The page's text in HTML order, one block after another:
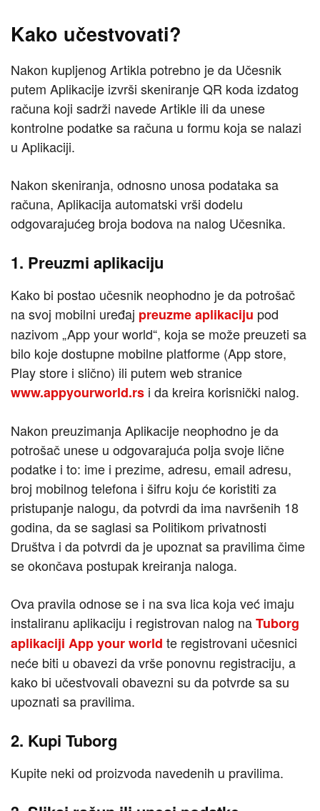
Kako učestvovati?
Nakon kupljenog Artikla potrebno je da Učesnik
putem Aplikacije izvrši skeniranje QR koda izdatog
računa koji sadrži navede Artikle ili da unese
kontrolne podatke sa računa u formu koja se nalazi
u Aplikaciji.
Nakon skeniranja, odnosno unosa podataka sa
računa, Aplikacija automatski vrši dodelu
odgovarajućeg broja bodova na nalog Učesnika.
1. Preuzmi aplikaciju
Kako bi postao učesnik neophodno je da potrošač
na svoj mobilni uređaj preuzme aplikaciju pod
nazivom „App your world“, koja se može preuzeti sa
bilo koje dostupne mobilne platforme (App store,
Play store i slično) ili putem web stranice
www.appyourworld.rs i da kreira korisnički nalog.
Nakon preuzimanja Aplikacije neophodno je da
potrošač unese u odgovarajuća polja svoje lične
podatke i to: ime i prezime, adresu, email adresu,
broj mobilnog telefona i šifru koju će koristiti za
pristupanje nalogu, da potvrdi da ima navršenih 18
godina, da se saglasi sa Politikom privatnosti
Društva i da potvrdi da je upoznat sa pravilima čime
se okončava postupak kreiranja naloga.
Ova pravila odnose se i na sva lica koja već imaju
instaliranu aplikaciju i registrovan nalog naTuborg
aplikaciji App your world te registrovani učesnici
neće biti u obavezi da vrše ponovnu registraciju, a
kako bi učestvovali obavezni su da potvrde sa su
upoznati sa pravilima.
2. Kupi Tuborg
Kupite neki od proizvoda navedenih u pravilima.